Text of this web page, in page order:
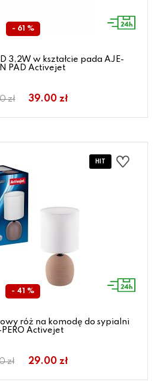
- 61 %
3,2W w kształcie pada AJE-
PAD Activejet
zł 39.00 zł
- 41 %
róż na komodę do sypialni
Activejet
zł 29.00 zł